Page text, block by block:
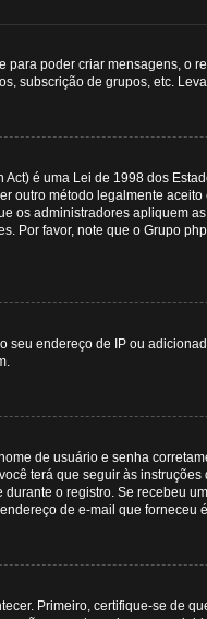
para poder criar mensagens, o
subscrição de grupos, etc.
Act) é uma Lei de 1998 dos
outro método legalmente
os administradores apliquem
Por favor, note que o Grupo
seu endereço de IP ou
de usuário e senha
terá que seguir às
o registro. Se recebeu
de e-mail que
Primeiro, certifique-se de